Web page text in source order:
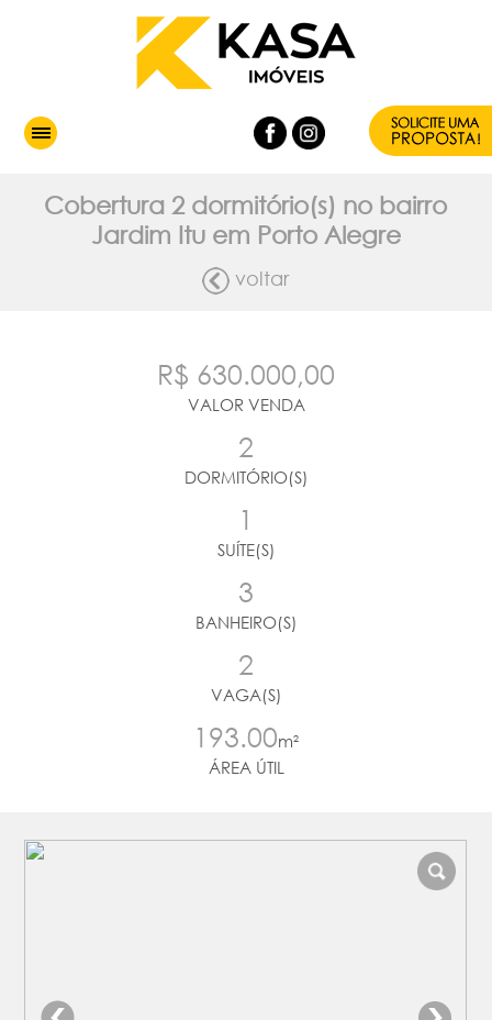
Cobertura 2 dormitório(s) no bairro
Jardim Itu em Porto Alegre
voltar
R$ 630.000,00
VALOR VENDA
2
DORMITÓRIO(S)
1
SUÍTE(S)
3
BANHEIRO(S)
2
VAGA(S)
193.00m²
ÁREA ÚTIL